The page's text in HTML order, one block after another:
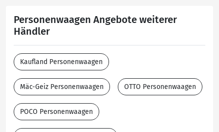
Personenwaagen Angebote weiterer
Händler
Kaufland Personenwaagen
Mäc-Geiz Personenwaagen OTTO Personenwaagen
POCO Personenwaagen